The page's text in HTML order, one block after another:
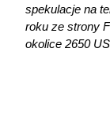
spekulacje na
roku ze strony
okolice 2650